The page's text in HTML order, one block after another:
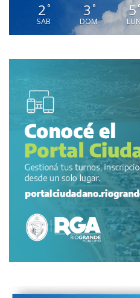
2°
SAB
3 °
DOM
5
LUN